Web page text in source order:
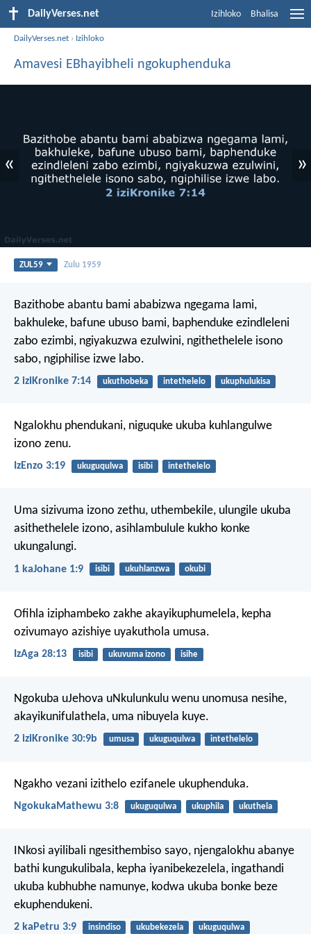
DailyVerses.net Izihloko Bhalisa
DailyVerses.net › Izihloko
Amavesi EBhayibheli ngokuphenduka
« »
ZUL59 Zulu 1959
Bazithobe abantu bami ababizwa ngegama lami,
bakhuleke, bafune ubuso bami, baphenduke ezindleleni
zabo ezimbi, ngiyakuzwa ezulwini, ngithethelele isono
sabo, ngiphilise izwe labo.
2 iziKronike 7:14 ukuthobeka intethelelo ukuphulukisa
Ngalokhu phendukani, niguquke ukuba kuhlangulwe
izono zenu.
IzEnzo 3:19 ukuguqulwa isibi intethelelo
Uma sizivuma izono zethu, uthembekile, ulungile ukuba
asithethelele izono, asihlambulule kukho konke
ukungalungi.
1 kaJohane 1:9 isibi ukuhlanzwa okubi
Ofihla iziphambeko zakhe akayikuphumelela, kepha
ozivumayo azishiye uyakuthola umusa.
IzAga 28:13 isibi ukuvuma izono isihe
Ngokuba uJehova uNkulunkulu wenu unomusa nesihe,
akayikunifulathela, uma nibuyela kuye.
2 iziKronike 30:9b umusa ukuguqulwa intethelelo
Ngakho vezani izithelo ezifanele ukuphenduka.
NgokukaMathewu 3:8 ukuguqulwa ukuphila ukuthela
INkosi ayilibali ngesithembiso sayo, njengalokhu abanye
bathi kungukulibala, kepha iyanibekezelela, ingathandi
ukuba kubhubhe namunye, kodwa ukuba bonke beze
ekuphendukeni.
2 kaPetru 3:9 insindiso ukubekezela ukuguqulwa